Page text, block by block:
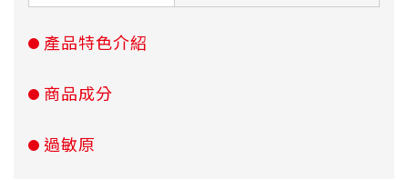
產品特色介紹
商品成分
過敏原